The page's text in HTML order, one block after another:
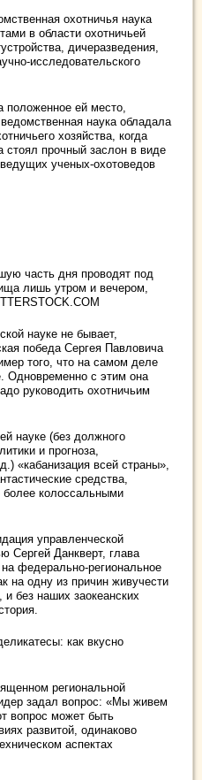
охотничья наука
в области охотничьей
дичеразведения,
исследовательского
положенное ей место,
наука обладала
хозяйства, когда
стоял прочный заслон в виде
ученых-охотоведов
часть дня проводят под
лишь утром и вечером,
науке не бывает,
победа Сергея Павловича
того, что на самом деле
Одновременно с этим она
руководить охотничьим
науке (без должного
и прогноза,
«кабанизация всей страны»,
средства,
колоссальными
управленческой
Сергей Данкверт, глава
федерально-региональное
на одну из причин живучести
без наших заокеанских
как вкусно
региональной
задал вопрос: «Мы живем
вопрос может быть
развитой, одинаково
аспектах